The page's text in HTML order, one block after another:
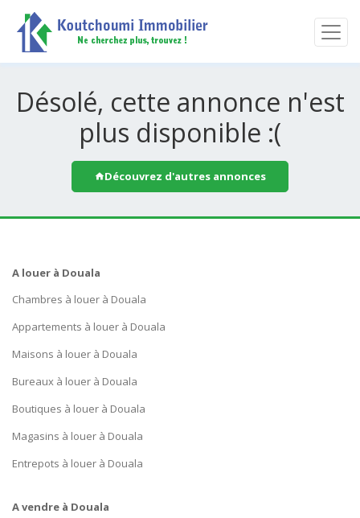
Désolé, cette annonce n'est
plus disponible :(
Découvrez d'autres annonces
A louer à Douala
Chambres à louer à Douala
Appartements à louer à Douala
Maisons à louer à Douala
Bureaux à louer à Douala
Boutiques à louer à Douala
Magasins à louer à Douala
Entrepots à louer à Douala
A vendre à Douala